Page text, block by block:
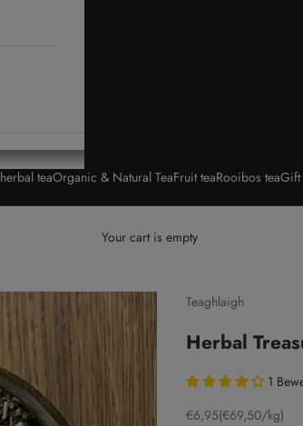
herbal teaOrganic & Natural TeaFruit teaRooibos teaGift
Your cart is empty
Teaghlaigh
Herbal
1
Sale price
€6,95(€69,50/kg)